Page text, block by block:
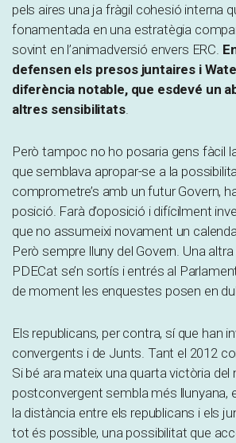
pels aires una ja fràgil cohesió interna
fonamentada en una estratègia
sovint en l’animadversió envers ERC.
defensen els presos juntaires i
diferència notable, que esdevé un
altres sensibilitats.
Però tampoc no ho posaria gens fàcil
que semblava apropar-se a la
comprometre’s amb un futur Govern,
posició. Farà d’oposició i difícilment
que no assumeixi novament un
Però sempre lluny del Govern. Una
PDECat se’n sortís i entrés al
de moment les enquestes posen en
Els republicans, per contra, sí que han
convergents i de Junts. Tant el 2012
Si bé ara mateix una quarta victòria del
postconvergent sembla més llunyana,
la distància entre els republicans i els
tot és possible, una possibilitat que